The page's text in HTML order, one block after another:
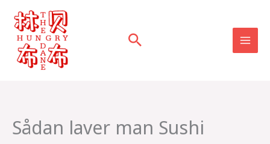
content
Sådan laver man Sushi